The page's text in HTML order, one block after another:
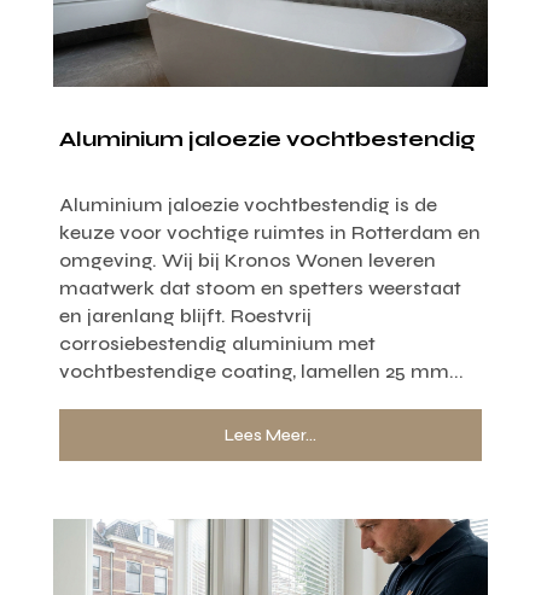
Aluminium jaloezie vochtbestendig
Aluminium jaloezie vochtbestendig is de
keuze voor vochtige ruimtes in Rotterdam en
omgeving. Wij bij Kronos Wonen leveren
maatwerk dat stoom en spetters weerstaat
en jarenlang blijft. Roestvrij
corrosiebestendig aluminium met
vochtbestendige coating, lamellen 25 mm...
Lees Meer...